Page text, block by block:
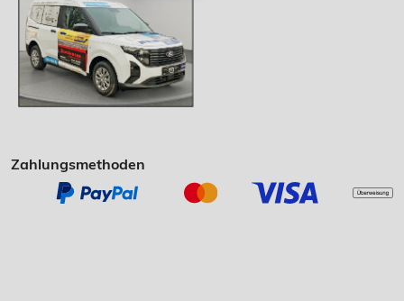
Zahlungsmethoden